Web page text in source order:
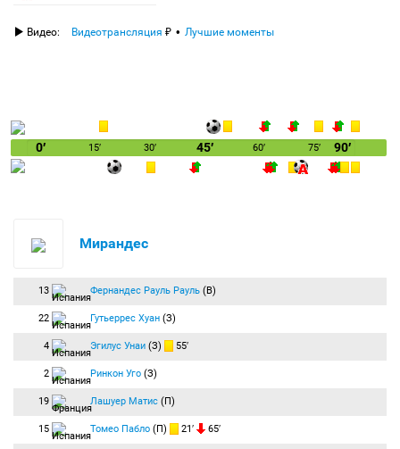
Видео: Видеотрансляция Лучшие моменты
0′ 15′ 30′ 45′ 60′ 75′ 90′
Мирандес
13 Фернандес Рауль Рауль (В)
22 Гутьеррес Хуан (З)
4 Эгилус Унаи (З) 55′
2 Ринкон Уго (З)
19 Лашуер Матис (П)
15 Томео Пабло (П) 21′ 65′